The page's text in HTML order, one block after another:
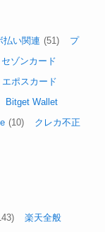
払い関連 (51)
プ
セゾンカード
エポスカード
Bitget Wallet
(10)
クレカ不正
楽天全般